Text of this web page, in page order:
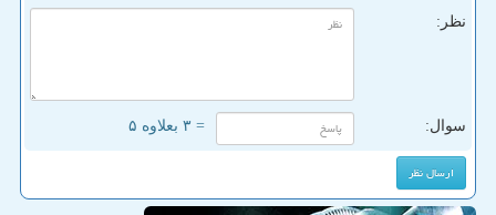
نظر:
سوال: = ۳ بعلاوه ۵